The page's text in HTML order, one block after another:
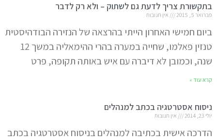
בתקשורת צריך לדעת גם לשתוק – ולא רק לדבר
פברואר 5, 2015 אין תגובות
ביום חמישי האחרון הייתי בהרצאה של הנזירה הבודהיסטית
טנזין פאלמו, שחייה במערה בהרי ההימאליה במשך 12
שנה, וכמובן לא דיברה עם איש באותה תקופה, פרט
קרא עוד »
ניסוח אסטרטגיה בכתב למנהלים
יולי 23, 2014 אין תגובות
הדרכה אישית בכתיבה למנהלים בניסוח אסטרטגיה בכתב